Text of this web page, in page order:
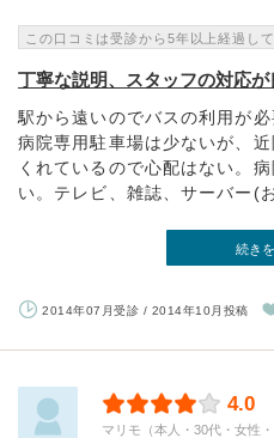
この口コミは受診から5年以上経過して
丁寧な説明、スタッフの対応が
駅から遠いのでバスの利用が
病院専用駐車場は少ないが、
くれているので心配はない。
い。テレビ、雑誌、サーバー(
続き
2014年07月受診 / 2014年10月投稿
4.0
マリモ（本人・30代・女性・